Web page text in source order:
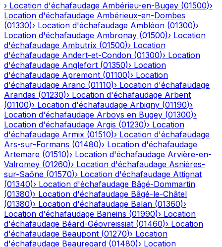
› Location d'échafaudage Ambérieu-en-Bugey (01500)›
Location d'échafaudage Ambérieux-en-Dombes
(01330)› Location d'échafaudage Ambléon (01300)›
Location d'échafaudage Ambronay (01500)› Location
d'échafaudage Ambutrix (01500)› Location
d'échafaudage Andert-et-Condon (01300)› Location
d'échafaudage Anglefort (01350)› Location
d'échafaudage Apremont (01100)› Location
d'échafaudage Aranc (01110)› Location d'échafaudage
Arandas (01230)› Location d'échafaudage Arbent
(01100)› Location d'échafaudage Arbigny (01190)›
Location d'échafaudage Arboys en Bugey (01300)›
Location d'échafaudage Argis (01230)› Location
d'échafaudage Armix (01510)› Location d'échafaudage
Ars-sur-Formans (01480)› Location d'échafaudage
Artemare (01510)› Location d'échafaudage Arvière-en-
Valromey (01260)› Location d'échafaudage Asnières-
sur-Saône (01570)› Location d'échafaudage Attignat
(01340)› Location d'échafaudage Bâgé-Dommartin
(01380)› Location d'échafaudage Bâgé-le-Châtel
(01380)› Location d'échafaudage Balan (01360)›
Location d'échafaudage Baneins (01990)› Location
d'échafaudage Béard-Géovreissiat (01460)› Location
d'échafaudage Beaupont (01270)› Location
d'échafaudage Beauregard (01480)› Location